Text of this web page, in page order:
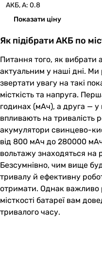
АКБ, А: 0.8
Показати ціну
Як підібрати АКБ по
Питання того, як
актуальним у наші дні.
звертати увагу на такі
місткість та напруга.
годинах (мАч), а друга — у
впливають на тривалість
акумулятори свинцево-
від 800 мАч до 280000
вольтажу знаходяться на
Безсумнівно, чим вище
тривалу й ефективну
отримати. Однак важливо
місткості батареї вам
тривалого часу.